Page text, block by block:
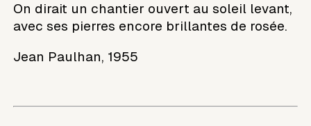
On dirait un chantier ouvert au soleil levant,
avec ses pierres encore brillantes de rosée.
Jean Paulhan, 1955